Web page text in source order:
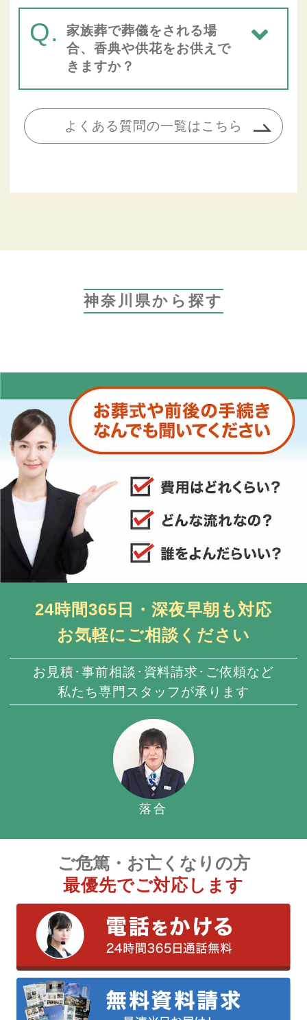
Q.
家族葬で葬儀をされる場
合、香典や供花をお供えで
きますか？
よくある質問の一覧はこちら
神奈川県から探す
24時間365日・深夜早朝も対応
お気軽にご相談ください
お見積･事前相談･資料請求･ご依頼など
私たち専門スタッフが承ります
落合
ご危篤・お亡くなりの方
最優先でご対応します